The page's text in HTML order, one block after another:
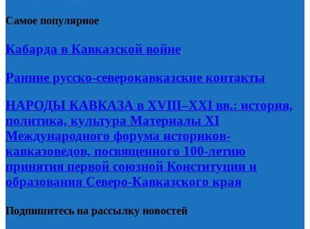
Самое популярное
Кабарда в Кавказской войне
Ранние русско-северокавказские контакты
НАРОДЫ КАВКАЗА в XVIII–XXI вв.: история,
политика, культура Материалы XI
Международного форума историков-
кавказоведов, посвященного 100-летию
принятия первой союзной Конституции и
образования Северо-Кавказского края
Подпишитесь на рассылку новостей